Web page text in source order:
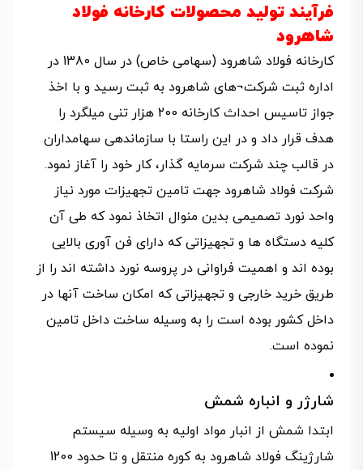
فرآیند تولید محصولات کارخانه فولاد
شاهرود
کارخانه فولاد شاهرود (سهامی خاص) در سال 1380 در
اداره ثبت شرکت¬های شاهرود به ثبت رسید و با اخذ
جواز تاسیس احداث کارخانه 200 هزار تنی میلگرد را
هدف قرار داد و در این راستا با سازماندهی سهامداران
در قالب چند شرکت سرمایه گذار، کار خود را آغاز نمود.
شرکت فولاد شاهرود جهت تامین تجهیزات مورد نیاز
واحد نورد تصمیمی بدین منوال اتخاذ نمود که طی آن
کلیه دستگاه ها و تجهیزاتی که دارای فن آوری بالایی
بوده اند و اهمیت فراوانی در پروسه نورد داشته اند را از
طریق خرید خارجی و تجهیزاتی که امکان ساخت آنها در
داخل کشور بوده است را به وسیله ساخت داخل تامین
نموده است.
شارژر و انباره شمش
ابتدا شمش از انبار مواد اولیه به وسیله سیستم
شارژینگ فولاد شاهرود به کوره منتقل و تا حدود 1200